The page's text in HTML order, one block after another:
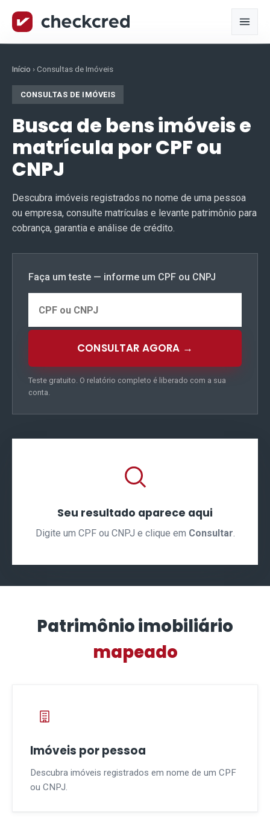
Início ›Consultas de Imóveis
CONSULTAS DE IMÓVEIS
Busca de bens imóveis e
matrícula por CPF ou
CNPJ
Descubra imóveis registrados no nome de uma pessoa
ou empresa, consulte matrículas e levante patrimônio para
cobrança, garantia e análise de crédito.
Faça um teste — informe um CPF ou CNPJ
CONSULTAR AGORA →
Teste gratuito. O relatório completo é liberado com a sua
conta.
Seu resultado aparece aqui
Digite um CPF ou CNPJ e clique em Consultar
Patrimônio imobiliário
mapeado
Imóveis por pessoa
Descubra imóveis registrados em nome de um CPF
ou CNPJ.